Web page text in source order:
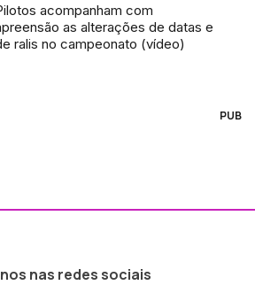
acompanham com
as alterações de datas e
ralis no campeonato (vídeo)
PUB
nas redes sociais